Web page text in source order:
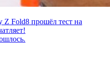
Z Fold8 прошёл тест на